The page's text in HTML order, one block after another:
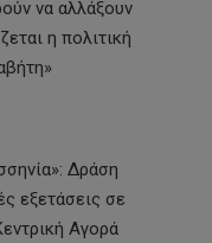
να αλλάξουν
η πολιτική
Δράση
εξετάσεις σε
Αγορά